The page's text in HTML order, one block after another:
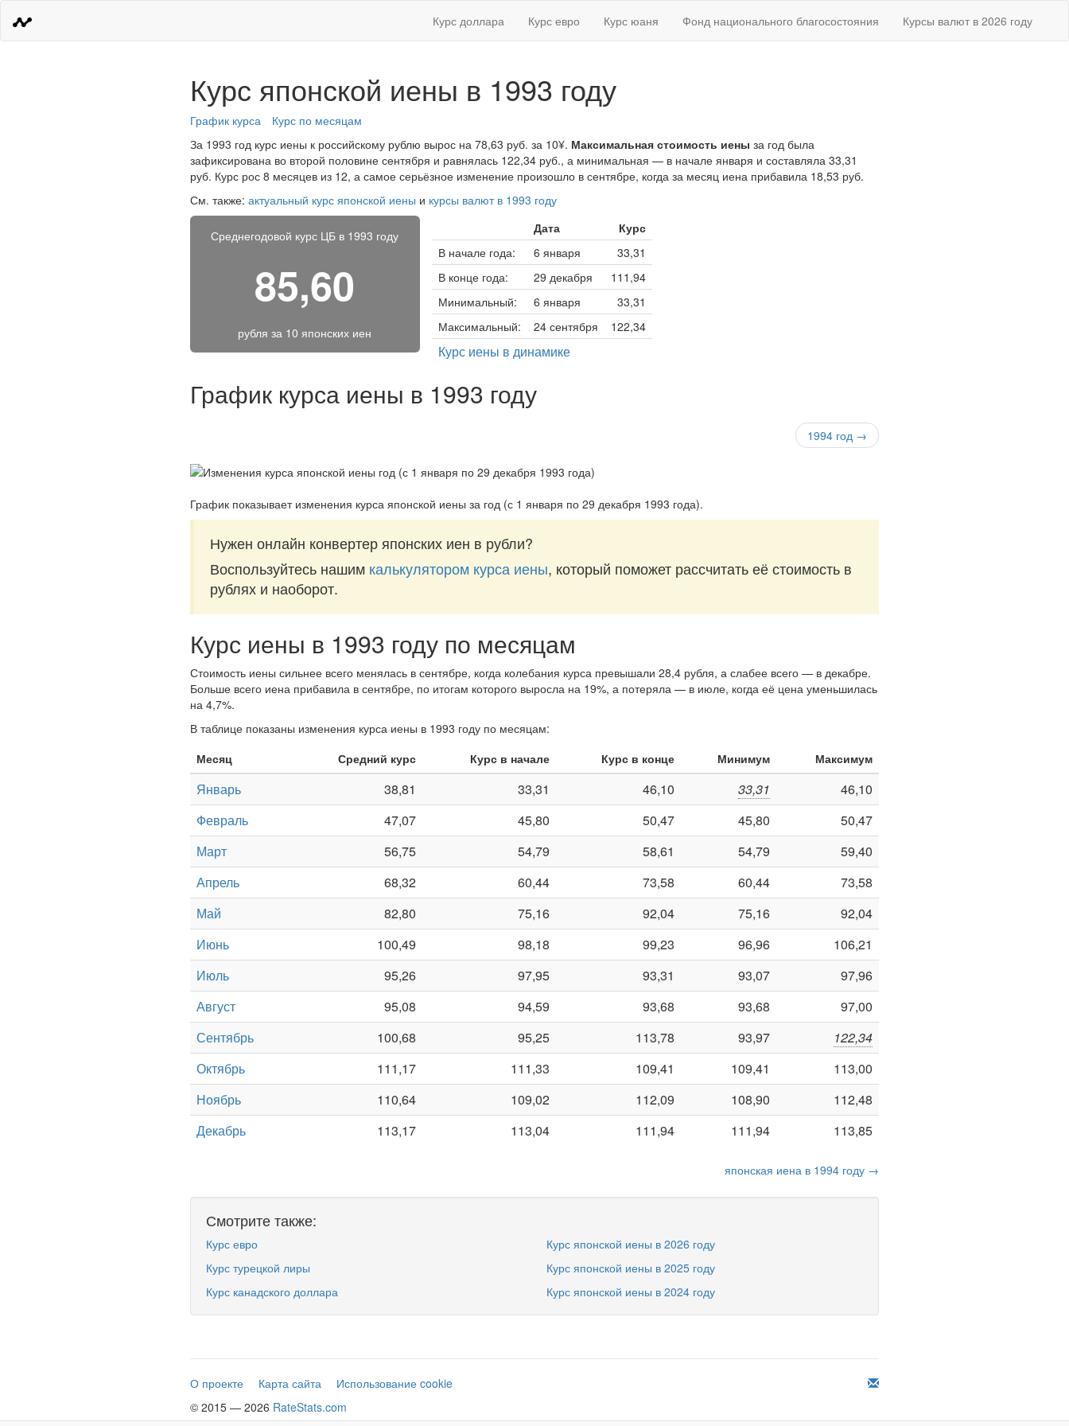
Курс доллара Курс евро Курс юаня Фонд национального благосостояния Курсы валют в 2026 году
Курс японской иены в 1993 году
График курса
Курс по месяцам
За 1993 год курс иены к российскому рублю вырос на 78,63 руб. за 10¥. Максимальная стоимость иены за год была
зафиксирована во второй половине сентября и равнялась 122,34 руб., а минимальная — в начале января и составляла 33,31
руб. Курс рос 8 месяцев из 12, а самое серьёзное изменение произошло в сентябре, когда за месяц иена прибавила 18,53 руб.
См. также: актуальный курс японской иены и курсы валют в 1993 году
Среднегодовой курс ЦБ в 1993 году
85,60
рубля за 10 японских иен
Дата
Курс
В начале года:
6 января
33,31
В конце года:
29 декабря
111,94
Минимальный:
6 января
33,31
Максимальный:
24 сентября 122,34
Курс иены в динамике
График курса иены в 1993 году
1994 год →
График показывает изменения курса японской иены за год (с 1 января по 29 декабря 1993 года).
Нужен онлайн конвертер японских иен в рубли?
Воспользуйтесь нашим калькулятором курса иены, который поможет рассчитать её стоимость в
рублях и наоборот.
Курс иены в 1993 году по месяцам
Стоимость иены сильнее всего менялась в сентябре, когда колебания курса превышали 28,4 рубля, а слабее всего — в декабре.
Больше всего иена прибавила в сентябре, по итогам которого выросла на 19%, а потеряла — в июле, когда её цена уменьшилась
на 4,7%.
В таблице показаны изменения курса иены в 1993 году по месяцам:
Месяц
Средний курс Курс в начале Курс в конце Минимум Максимум
Январь 38,81 33,31 46,10 33,31
46,10
Февраль
47,07 45,80 50,47 45,80
50,47
Март
56,75 54,79 58,61 54,79
59,40
Апрель
68,32 60,44 73,58 60,44
73,58
Май
82,80 75,16 92,04 75,16
92,04
Июнь
100,49 98,18 99,23 96,96
106,21
Июль
95,26 97,95 93,31 93,07
97,96
Август
95,08 94,59 93,68 93,68
97,00
Сентябрь
100,68 95,25 113,78 93,97
122,34
Октябрь
111,17 111,33 109,41 109,41
113,00
Ноябрь
110,64 109,02 112,09 108,90
112,48
Декабрь
113,17 113,04 111,94 111,94 113,85
японская иена в 1994 году →
Смотрите также:
Курс евро
Курс турецкой лиры
Курс канадского доллара
Курс японской иены в 2026 году
Курс японской иены в 2025 году
Курс японской иены в 2024 году
О проекте Карта сайта
Использование cookie
© 2015 — 2026 RateStats.com